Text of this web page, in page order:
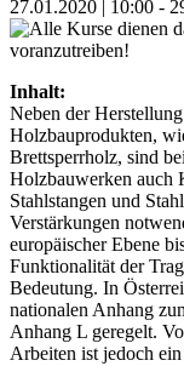
27.01.2020 | 10:00 -
Inhalt:
Neben der
Holzbauprodukten,
Brettsperrholz, sind
Holzbauwerken auch
Stahlstangen und
Verstärkungen
europäischer Ebene
Funktionalität der
Bedeutung. In
nationalen Anhang
Anhang L geregelt.
Arbeiten ist jedoch